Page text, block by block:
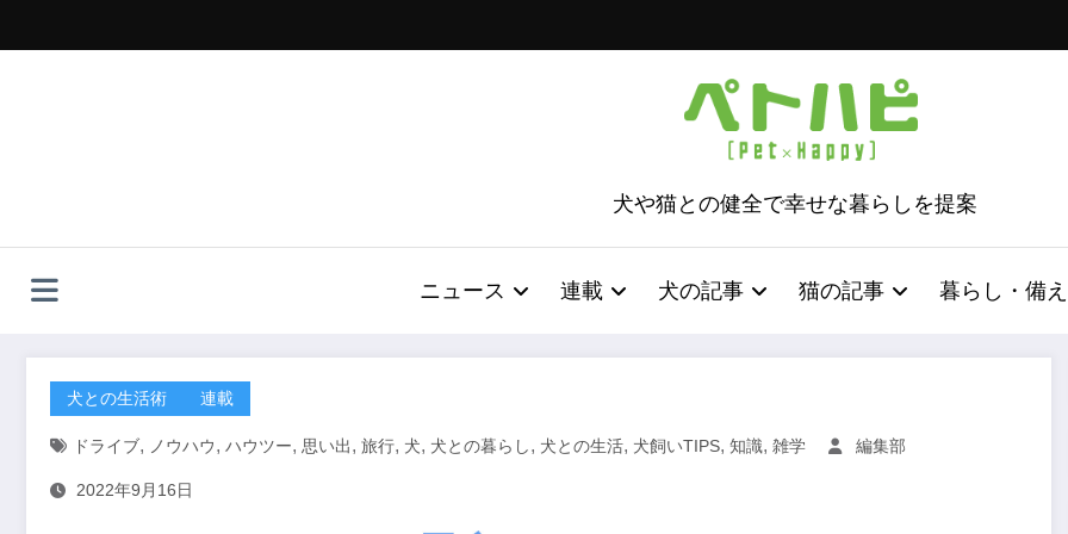
ッ
犬や猫との健全で幸せな暮らしを提案
ニュース 連載 犬の記事 猫の記事 暮らし・備え
犬との生活術 連載
ドライブ, ノウハウ, ハウツー, 思い出, 旅行, 犬, 犬との暮らし, 犬との生活, 犬飼いTIPS, 知識, 雑学 編集部
2022年9月16日